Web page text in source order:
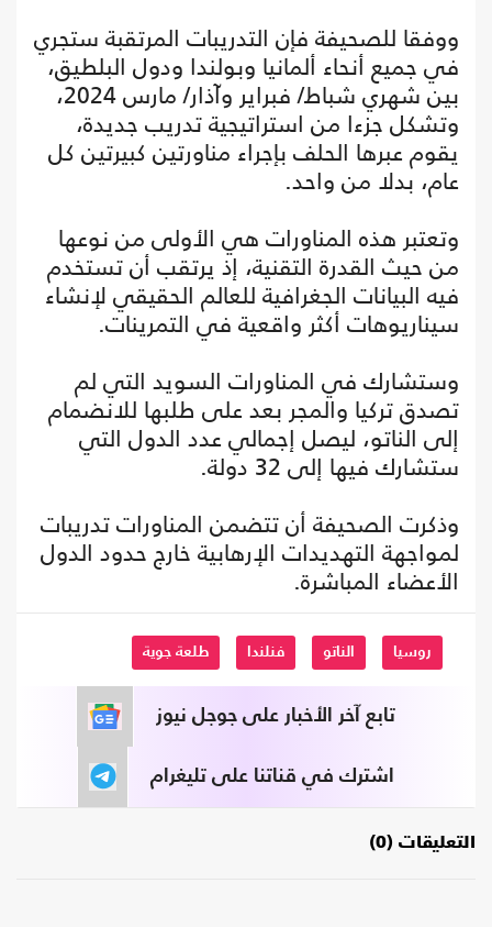
ووفقا للصحيفة فإن التدريبات المرتقبة ستجري
في جميع أنحاء ألمانيا وبولندا ودول البلطيق،
بين شهري شباط/ فبراير وآذار/ مارس 2024،
وتشكل جزءا من استراتيجية تدريب جديدة،
يقوم عبرها الحلف بإجراء مناورتين كبيرتين كل
عام، بدلا من واحد.
وتعتبر هذه المناورات هي الأولى من نوعها
من حيث القدرة التقنية، إذ يرتقب أن تستخدم
فيه البيانات الجغرافية للعالم الحقيقي لإنشاء
سيناريوهات أكثر واقعية في التمرينات.
وستشارك في المناورات السويد التي لم
تصدق تركيا والمجر بعد على طلبها للانضمام
إلى الناتو، ليصل إجمالي عدد الدول التي
ستشارك فيها إلى 32 دولة.
وذكرت الصحيفة أن تتضمن المناورات تدريبات
لمواجهة التهديدات الإرهابية خارج حدود الدول
الأعضاء المباشرة.
روسيا الناتو فنلندا طلعة جوية
تابع آخر الأخبار على جوجل نيوز
اشترك في قناتنا على تليغرام
التعليقات (0)